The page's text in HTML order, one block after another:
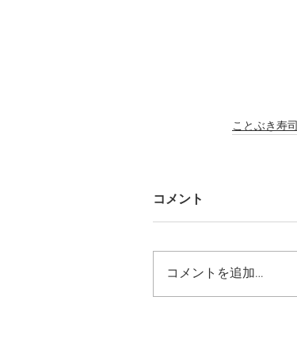
ことぶき寿司
コメント
コメントを追加…